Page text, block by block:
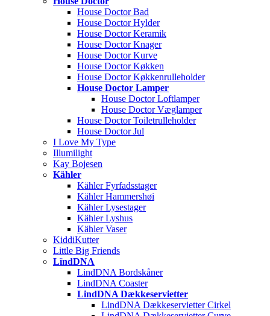
House Doctor Bad
House Doctor Hylder
House Doctor Keramik
House Doctor Knager
House Doctor Kurve
House Doctor Køkken
House Doctor Køkkenrulleholder
House Doctor Lamper
House Doctor Loftlamper
House Doctor Væglamper
House Doctor Toiletrulleholder
House Doctor Jul
I Love My Type
Illumilight
Kay Bojesen
Kähler
Kähler Fyrfadsstager
Kähler Hammershøi
Kähler Lysestager
Kähler Lyshus
Kähler Vaser
KiddiKutter
Little Big Friends
LïndDNA
LindDNA Bordskåner
LindDNA Coaster
LindDNA Dækkeservietter
LindDNA Dækkeservietter Cirkel